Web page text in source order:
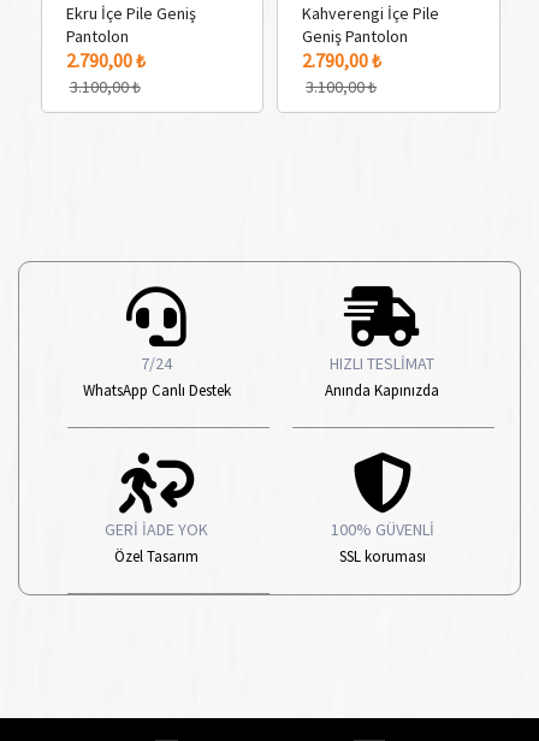
5 Adet Renk Seçeneği
Ekru İçe Pile Geniş
Pantolon
2.790,00 ₺
3.100,00 ₺
5 Adet Renk Seçeneği
Kahverengi İçe Pile
Geniş Pantolon
2.790,00 ₺
3.100,00 ₺
7/24
WhatsApp Canlı Destek
HIZLI TESLİMAT
Anında Kapınızda
GERİ İADE YOK
Özel Tasarım
100% GÜVENLİ
SSL koruması